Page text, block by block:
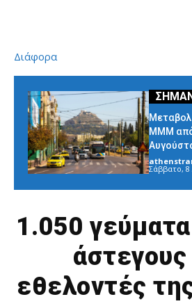
Διάφορα
ΜΜΜ από
Σάββατο, 8
1.050
εθελοντές